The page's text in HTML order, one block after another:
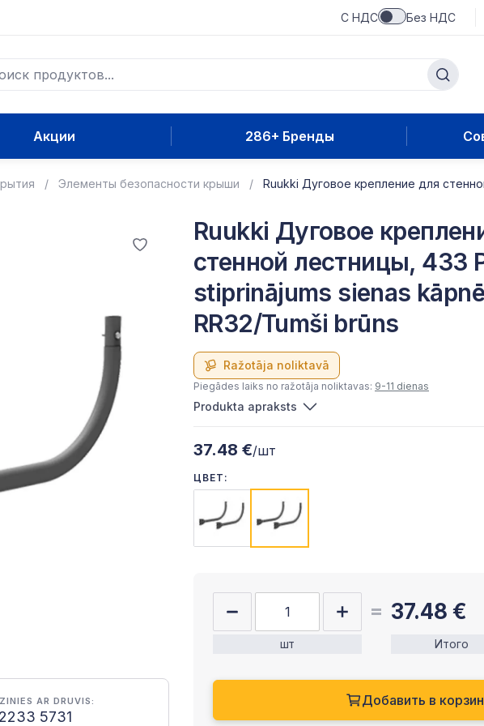
С НДС Без НДС
Акции 286+ Бренды
Элементы безопасности крыши Ruukki Дуговое крепление для
AR DRUVIS:
5731
Ruukki Дуговое
стенной лестницы, 433
stiprinājums sienas
RR32/Tumši brūns
Ražotāja noliktavā
Piegādes laiks no ražotāja noliktavas: 9-11 dienas
Produkta apraksts
37.48 €/шт
ЦВЕТ:
шт
37.48 €
Итого
Добавить в